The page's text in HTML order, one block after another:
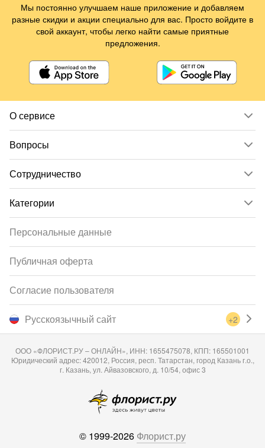
О сервисе
Вопросы
Сотрудничество
Категории
Русскоязычный сайт +2
Персональные данные
Публичная оферта
Согласие пользователя
ООО «ФЛОРИСТ.РУ – ОНЛАЙН», ИНН: 1655475078, КПП: 165501001
Юридический адрес: 420012, Россия, респ. Татарстан, город Казань г.о.,
г. Казань, ул. Айвазовского, д. 10/54, офис 3
© 1999-2026 Флорист.ру
Мы постоянно улучшаем наше приложение и добавляем
разные скидки и акции специально для вас. Просто войдите в
свой аккаунт, чтобы легко найти самые приятные
предложения.